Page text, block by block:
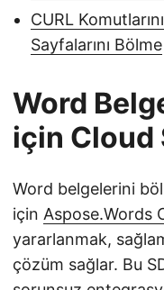
CURL
Sayfalarını Bölme
Word
için Cloud
Word belgelerini
için Aspose.Words
yararlanmak,
çözüm sağlar. Bu